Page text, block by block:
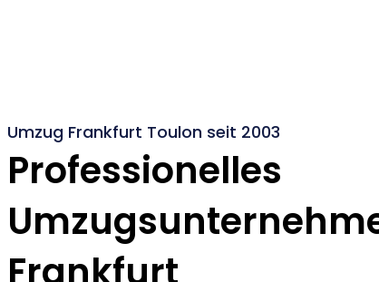
Umzug Frankfurt Toulon seit 2003
Professionelles